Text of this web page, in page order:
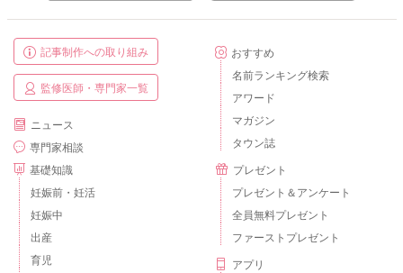
記事制作への取り組み
監修医師・専門家一覧
ニュース
専門家相談
基礎知識
妊娠前・妊活
妊娠中
出産
育児
おすすめ
名前ランキング検索
アワード
マガジン
タウン誌
プレゼント
プレゼント＆アンケート
全員無料プレゼント
ファーストプレゼント
アプリ